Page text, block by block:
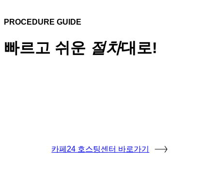
PROCEDURE GUIDE
빠르고 쉬운 절차대로!
카페24 호스팅센터 바로가기